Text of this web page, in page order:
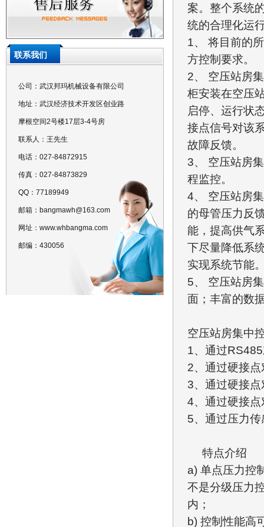
联系我们
公司：武汉邦玛机械设备有限公司
地址：武汉经济技术开发区创业路
摩根空间2号楼17层3-4号房
联系人：王先生
电话：027-84872915
传真：027-84873829
QQ：77189949
邮箱：bangmawh@163.com
网址：www.whbangma.com
邮编：430056
案。整个系统
统的合理化运
1、 将目前的
方控制要求。
2、 空压站房
柜安装在空压
启停、运行状
接点信号对该
故障反馈。
3、 空压站房
程监控。
4、 空压站房
的母管压力反
能，提高供气
下尽量降低系
实现系统节能
5、 空压站房
面；丰富的数
空压站房集中
1、通过
2、通过硬接
3、通过硬接
4、通过硬接
5、通过压力
特点介绍
a) 单点压力控
不是分级压力
内；
b) 控制性能高